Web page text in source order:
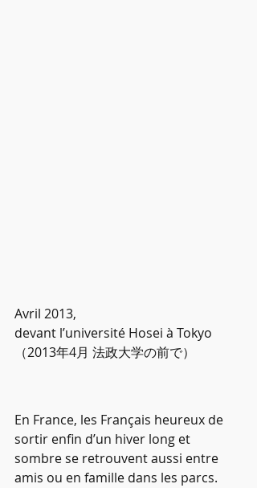
Avril 2013,
devant l’université Hosei à Tokyo
（2013年4月 法政大学の前で）
En France, les Français heureux de
sortir enfin d’un hiver long et
sombre se retrouvent aussi entre
amis ou en famille dans les parcs.